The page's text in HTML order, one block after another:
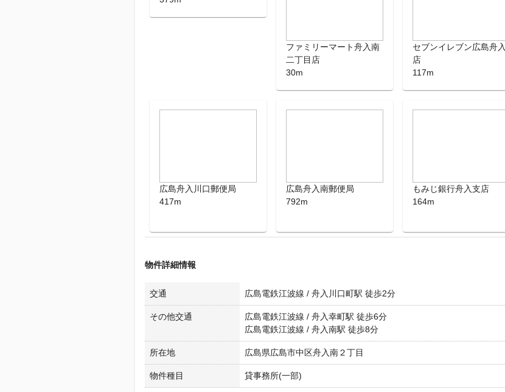
ファミリーマート舟入南
二丁目店
30m
セブンイレブン広島舟入
店
117m
広島舟入川口郵便局
417m
広島舟入南郵便局
792m
もみじ銀行舟入支店
164m
物件詳細情報
交通 広島電鉄江波線 / 舟入川口町駅 徒歩2分
その他交通
広島電鉄江波線 / 舟入幸町駅 徒歩6分
広島電鉄江波線 / 舟入南駅 徒歩8分
所在地 広島県広島市中区舟入南２丁目
物件種目 貸事務所(一部)